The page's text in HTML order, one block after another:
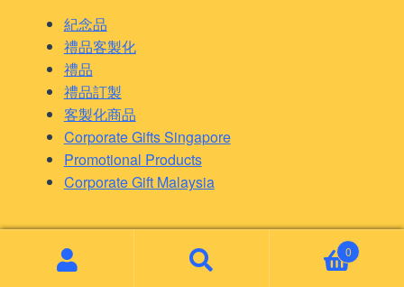
紀念品
禮品客製化
禮品
禮品訂製
客製化商品
Corporate Gifts Singapore
Promotional Products
Corporate Gift Malaysia
© 客製化禮品 2026
0